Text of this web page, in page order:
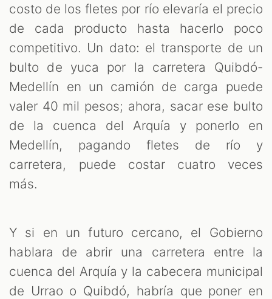
costo de los fletes por río elevaría el precio
de cada producto hasta hacerlo poco
competitivo. Un dato: el transporte de un
bulto de yuca por la carretera Quibdó-
Medellín en un camión de carga puede
valer 40 mil pesos; ahora, sacar ese bulto
de la cuenca del Arquía y ponerlo en
Medellín, pagando fletes de río y
carretera, puede costar cuatro veces
más.
Y si en un futuro cercano, el Gobierno
hablara de abrir una carretera entre la
cuenca del Arquía y la cabecera municipal
de Urrao o Quibdó, habría que poner en